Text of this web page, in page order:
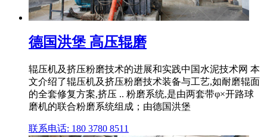
德国洪堡 高压辊磨
辊压机及挤压粉磨技术的进展和实践中国水泥技术网 本
文介绍了辊压机及挤压粉磨技术装备与工艺,如耐磨辊面
的全套修复方案,挤压 .. 粉磨系统,是由两套带φ×开路球
磨机的联合粉磨系统组成；由德国洪堡
联系电话: 180 3780 8511